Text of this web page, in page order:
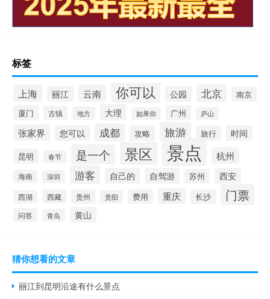
标签
上海 丽江 云南 你可以 公园 北京
南京
厦门
古镇 地方 大理 如果你 广州 庐山
张家界 您可以 成都 攻略 旅游 旅行 时间
昆明 春节 是一个 景区 景点 杭州
海南 深圳 游客 自己的 自驾游 苏州 西安
西湖 西藏 贵州 贵阳 费用 重庆 长沙 门票
问答 青岛 黄山
猜你想看的文章
丽江到昆明沿途有什么景点